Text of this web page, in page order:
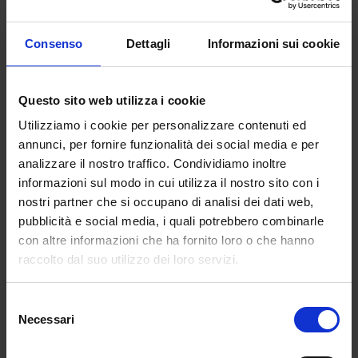
Consenso Dettagli Informazioni sui cookie
Questo sito web utilizza i cookie
Utilizziamo i cookie per personalizzare contenuti ed
annunci, per fornire funzionalità dei social media e per
analizzare il nostro traffico. Condividiamo inoltre
informazioni sul modo in cui utilizza il nostro sito con i
nostri partner che si occupano di analisi dei dati web,
pubblicità e social media, i quali potrebbero combinarle
con altre informazioni che ha fornito loro o che hanno
raccolto dal suo utilizzo dei loro servizi.
delNecessari
CANOVA. La vita, gli amori, le passioni e
l’arte